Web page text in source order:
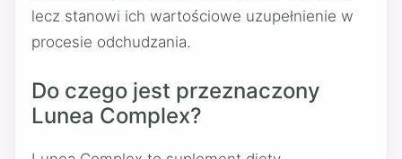
lecz stanowi ich wartościowe uzupełnienie w
procesie odchudzania.
Do czego jest przeznaczony
Lunea Complex?